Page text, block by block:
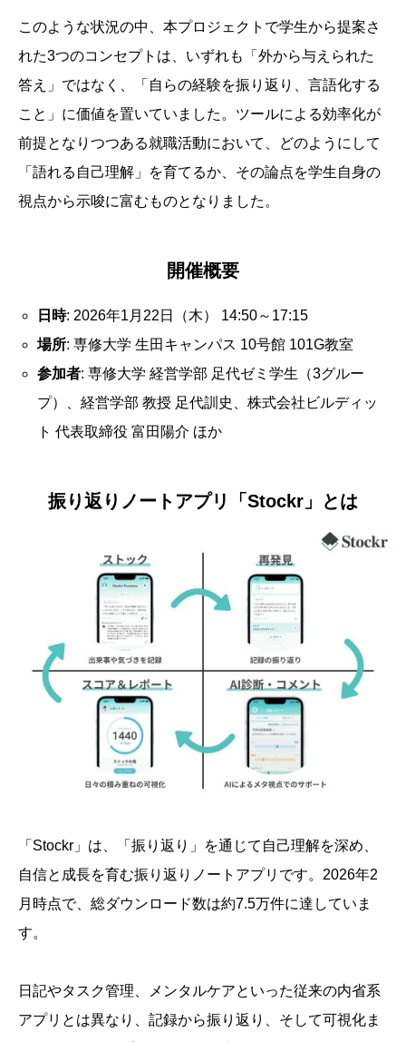
このような状況の中、本プロジェクトで学生から提案さ
れた3つのコンセプトは、いずれも「外から与えられた
答え」ではなく、「自らの経験を振り返り、言語化する
こと」に価値を置いていました。ツールによる効率化が
前提となりつつある就職活動において、どのようにして
「語れる自己理解」を育てるか、その論点を学生自身の
視点から示唆に富むものとなりました。
開催概要
日時: 2026年1月22日（木） 14:50～17:15
場所: 専修大学 生田キャンパス 10号館 101G教室
参加者: 専修大学 経営学部 足代ゼミ学生（3グルー
プ）、経営学部 教授 足代訓史、株式会社ビルディッ
ト 代表取締役 富田陽介 ほか
振り返りノートアプリ「Stockr」とは
「Stockr」は、「振り返り」を通じて自己理解を深め、
自信と成長を育む振り返りノートアプリです。2026年2
月時点で、総ダウンロード数は約7.5万件に達していま
す。
日記やタスク管理、メンタルケアといった従来の内省系
アプリとは異なり、記録から振り返り、そして可視化ま